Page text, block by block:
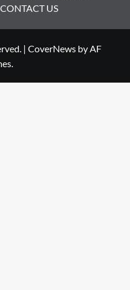
CONTACT US
| CoverNews by AF